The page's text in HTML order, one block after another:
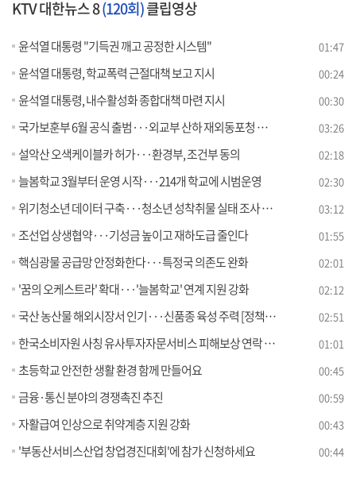
KTV 대한뉴스 8(120회)클립영상
윤석열 대통령 "기득권 깨고 공정한 시스템" 01:47
윤석열 대통령, 학교폭력 근절대책 보고 지시 00:24
윤석열 대통령, 내수활성화 종합대책 마련 지시 00:30
국가보훈부 6월 공식 출범···외교부 산하 재외동포청 신설 [뉴스의 맥] 03:26
설악산 오색케이블카 허가···환경부, 조건부 동의 02:18
늘봄학교 3월부터 운영 시작···214개 학교에 시범운영 02:30
위기청소년 데이터 구축···청소년 성착취물 실태 조사 정례화 03:12
조선업 상생협약···기성금 높이고 재하도급 줄인다 01:55
핵심광물 공급망 안정화한다···특정국 의존도 완화 02:01
'꿈의 오케스트라' 확대···'늘봄학교' 연계 지원 강화 02:12
국산 농산물 해외시장서 인기···신품종 육성 주력 [정책현장+] 02:51
한국소비자원 사칭 유사투자자문서비스 피해보상 연락 주의 01:01
초등학교 안전한 생활 환경 함께 만들어요 00:45
금융·통신 분야의 경쟁촉진 추진 00:59
자활급여 인상으로 취약계층 지원 강화 00:43
'부동산서비스산업 창업경진대회'에 참가 신청하세요 00:44